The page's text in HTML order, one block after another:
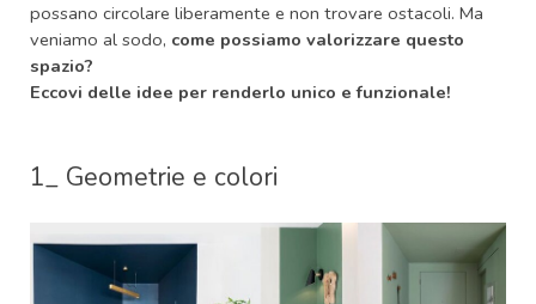
possano circolare liberamente e non trovare ostacoli. Ma
veniamo al sodo, come possiamo valorizzare questo
spazio?
Eccovi delle idee per renderlo unico e funzionale!
1_ Geometrie e colori